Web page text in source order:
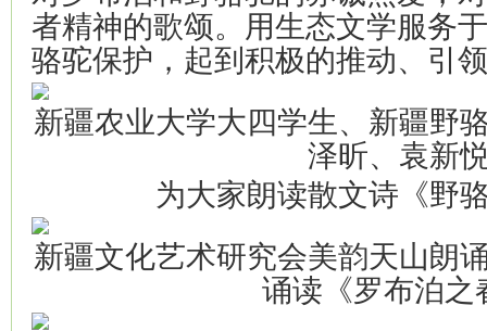
者精神的歌颂。用生态文学服务
骆驼保护，起到积极的推动、引
新疆农业大学大四学生、新疆野
泽昕、袁新
为大家朗读散文诗《野
新疆文化艺术研究会美韵天山朗
诵读《罗布泊之